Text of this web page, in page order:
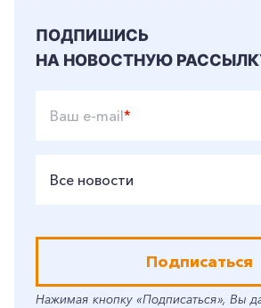
ПОДПИШИСЬ
НА НОВОСТНУЮ
Ваш e-mail*
Все новости
Подписаться
Нажимая кнопку «Подписаться», Вы